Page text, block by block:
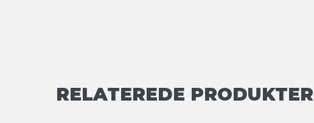
RELATEREDE PRODUKTER